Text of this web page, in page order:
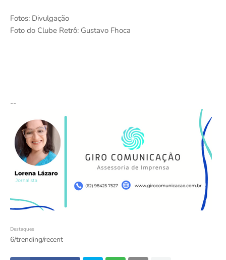
Fotos: Divulgação
Foto do Clube Retrô: Gustavo Fhoca
--
Destaques
6/trending/recent